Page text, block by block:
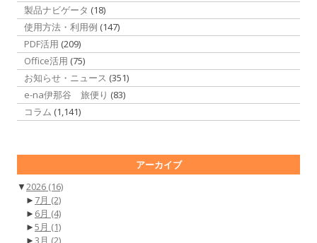
製品ナビゲータ (18)
使用方法・利用例 (147)
PDF活用 (209)
Office活用 (75)
お知らせ・ニュース (351)
e-na伊那谷 旅便り (83)
コラム (1,141)
アーカイブ
▼2026 (16)
► 7月 (2)
► 6月 (4)
►5月 (1)
►3月 (2)